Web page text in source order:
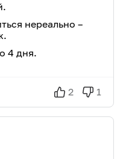
нереально –
4 дня.
2 1